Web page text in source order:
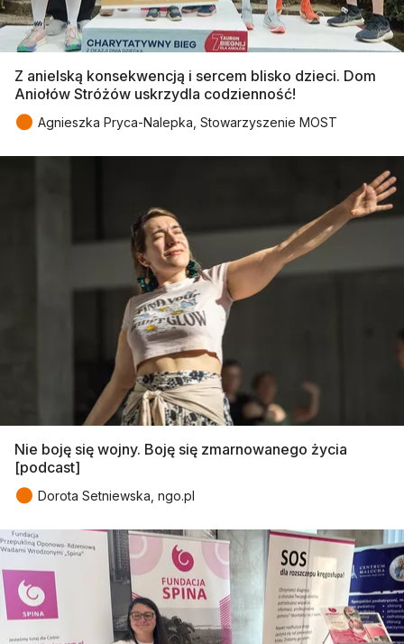
Z anielską konsekwencją i sercem blisko dzieci. Dom
Aniołów Stróżów uskrzydla codzienność!
● Agnieszka Pryca-Nalepka, Stowarzyszenie MOST
Nie boję się wojny. Boję się zmarnowanego życia
[podcast]
● Dorota Setniewska, ngo.pl